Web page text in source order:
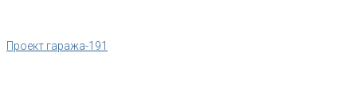
Проект гаража-191